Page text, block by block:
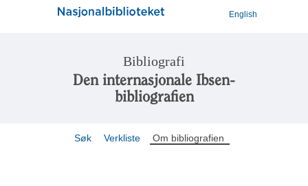
English
Bibliografi
Den internasjonale Ibsen-
bibliografien
Søk Verkliste Om bibliografien